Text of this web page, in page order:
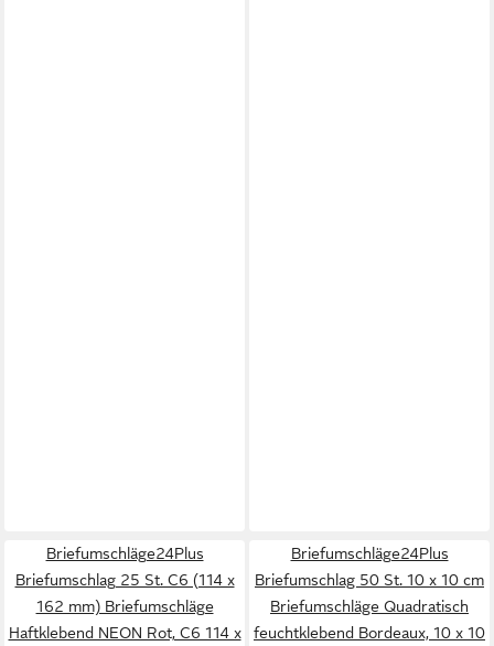
Briefumschläge24Plus
Briefumschlag 25 St. C6 (114 x
162 mm) Briefumschläge
Haftklebend NEON Rot, C6 114 x
Briefumschläge24Plus
Briefumschlag 50 St. 10 x 10 cm
Briefumschläge Quadratisch
feuchtklebend Bordeaux, 10 x 10